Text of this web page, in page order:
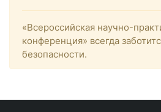
«Всероссийская научно-
конференция» всегда
безопасности.